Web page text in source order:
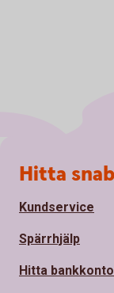
Sidfot
Hitta
Kundservice
Spärrhjälp
Hitta